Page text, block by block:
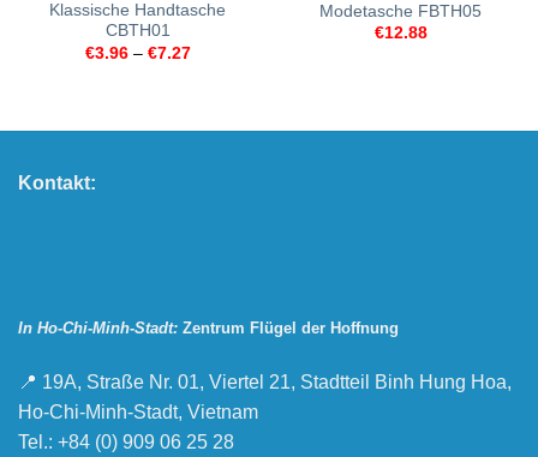
Klassische Handtasche
CBTH01
€3.96– €7.27
Modetasche FBTH05
€12.88
Kontakt:
In Ho-Chi-Minh-Stadt: Zentrum Flügel der Hoffnung
📍 19A, Straße Nr. 01, Viertel 21, Stadtteil Binh Hung Hoa,
Ho-Chi-Minh-Stadt, Vietnam
Tel.: +84 (0) 909 06 25 28